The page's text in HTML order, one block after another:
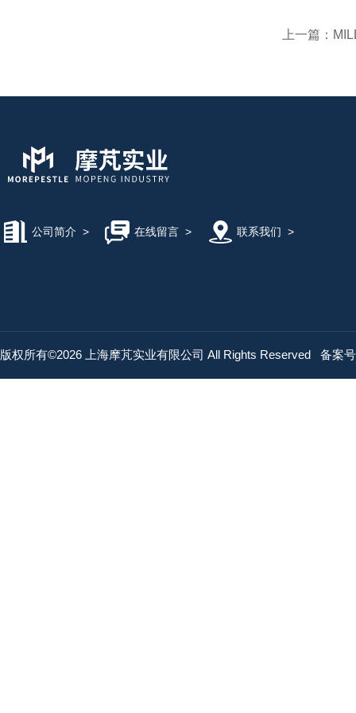
上一篇：
公司简介 > 在线留言> 联系我们 >
版权所有©2026 上海摩芃实业有限公司 All Rights Reserved 备案